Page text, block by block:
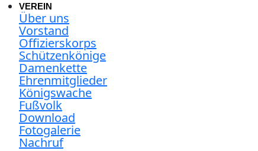
VEREIN
Über uns
Vorstand
Offizierskorps
Schützenkönige
Damenkette
Ehrenmitglieder
Königswache
Fußvolk
Download
Fotogalerie
Nachruf